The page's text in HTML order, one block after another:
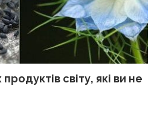
світу, які ви не